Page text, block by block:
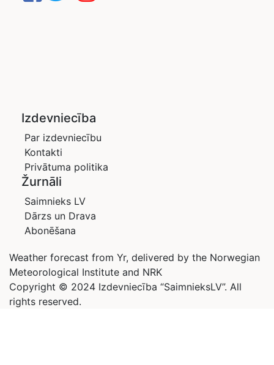
Izdevniecība
Par izdevniecību
Kontakti
Privātuma politika
Žurnāli
Saimnieks LV
Dārzs un Drava
Abonēšana
Weather forecast from Yr, delivered by the Norwegian
Meteorological Institute and NRK
Copyright © 2024 Izdevniecība “SaimnieksLV”. All
rights reserved.